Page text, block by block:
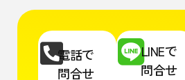
電話で
問合せ
LINEで
問合せ